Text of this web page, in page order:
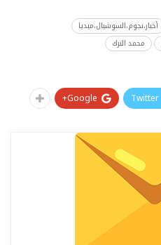
أخبار،نجوم،السوشيال،ميديا
محمد الترك
Twitter
Google+